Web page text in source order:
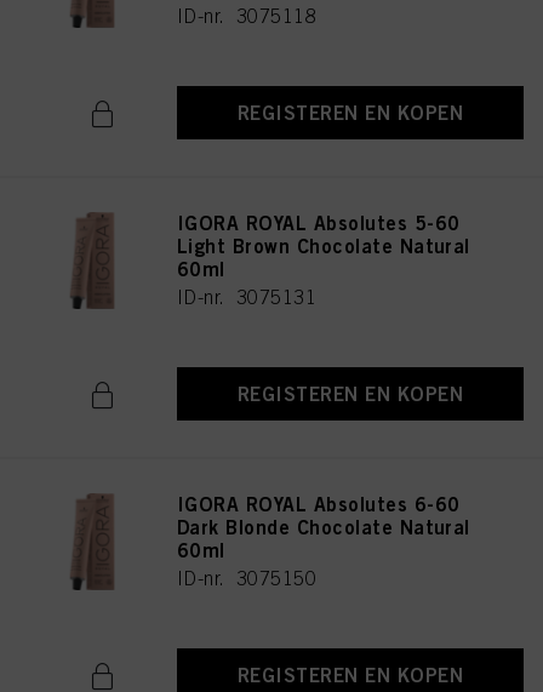
ID-nr. 3075118
REGISTEREN EN KOPEN
IGORA ROYAL Absolutes 5-60
Light Brown Chocolate Natural
60ml
ID-nr. 3075131
REGISTEREN EN KOPEN
IGORA ROYAL Absolutes 6-60
Dark Blonde Chocolate Natural
60ml
ID-nr. 3075150
REGISTEREN EN KOPEN